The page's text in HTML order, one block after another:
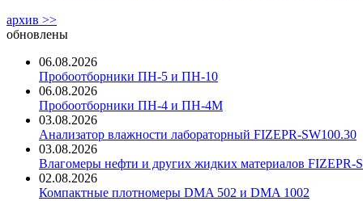
архив >>
обновлены
06.08.2026
Пробоотборники ПН-5 и ПН-10
06.08.2026
Пробоотборники ПН-4 и ПН-4М
03.08.2026
Анализатор влажности лабораторный FIZEPR-SW100.30
03.08.2026
Влагомеры нефти и других жидких материалов FIZEPR-
02.08.2026
Компактные плотномеры DMA 502 и DMA 1002